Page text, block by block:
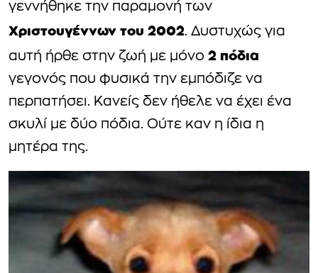
γεννήθηκε την παραμονή των
Χριστουγέννων του 2002. Δυστυχώς για
αυτή ήρθε στην ζωή με μόνο 2 πόδια
γεγονός που φυσικά την εμπόδιζε να
περπατήσει. Κανείς δεν ήθελε να έχει ένα
σκυλί με δύο πόδια. Ούτε καν η ίδια η
μητέρα της.